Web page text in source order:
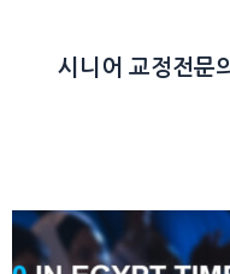
시니어 교정전문